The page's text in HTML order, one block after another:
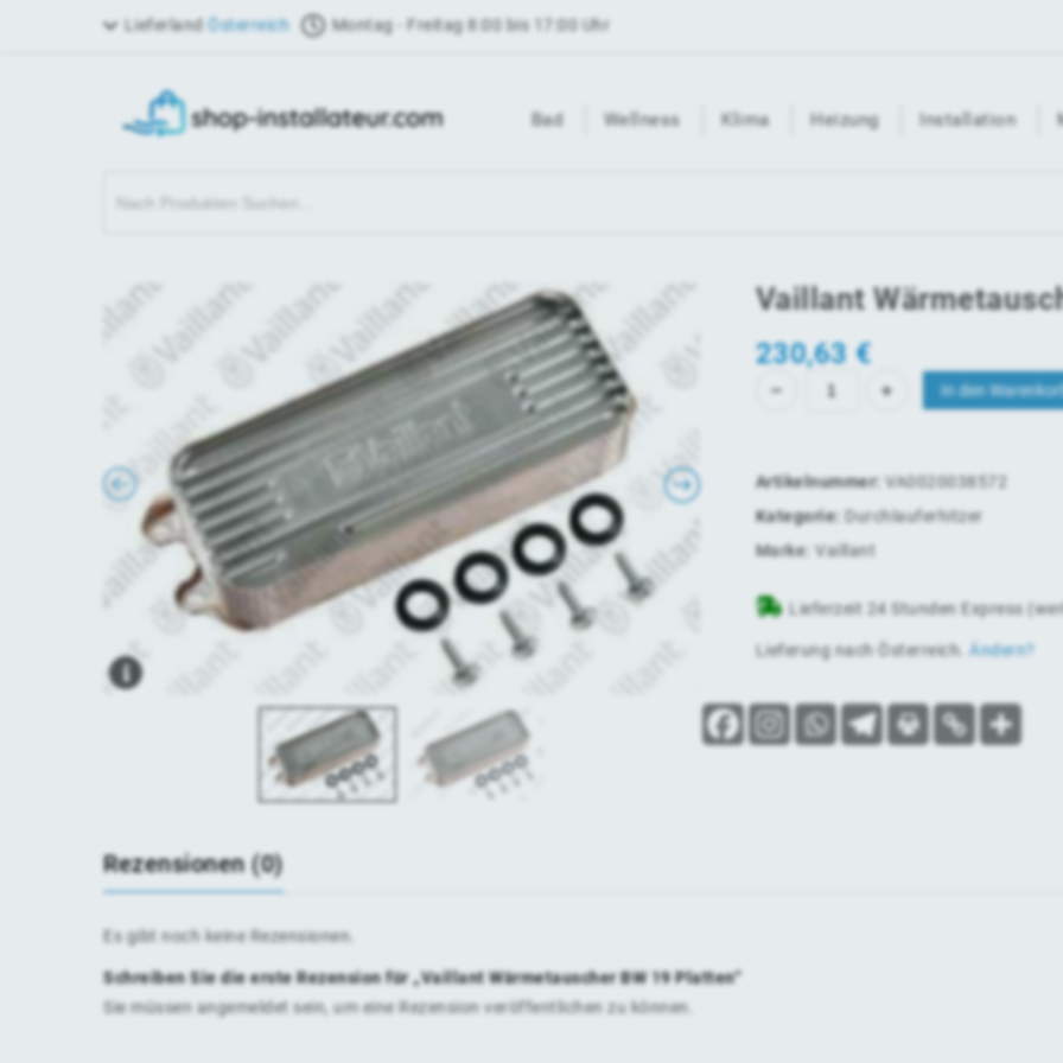
Lieferland Österreich Montag - Freitag 8:00 bis 17:00 Uhr
Bad Wellness Klima Heizung Installation
Vaillant
230,63€
In den
Artikelnummer: VA0020038572
Kategorie: Durchlauferhitzer
Marke: Vaillant
Lieferzeit 24 Stunden Express
Lieferung nach Österreich Ändern?
Rezensionen (0)
Es gibt noch keine Rezensionen.
Schreiben Sie die erste Rezension für „Vaillant Wärmetauscher BW 19 Platten“
Sie müssen angemeldet sein, um eine Rezension veröffentlichen zu können.